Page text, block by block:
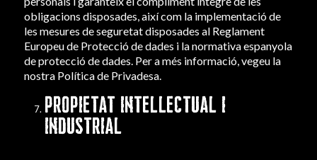
obligacions disposades, així com la implementació de
les mesures de seguretat disposades al Reglament
Europeu de Protecció de dades i la normativa espanyola
de protecció de dades. Per a més informació, vegeu la
nostra Política de Privadesa.
PROPIETAT INTEL·LECTUAL I
INDUSTRIAL